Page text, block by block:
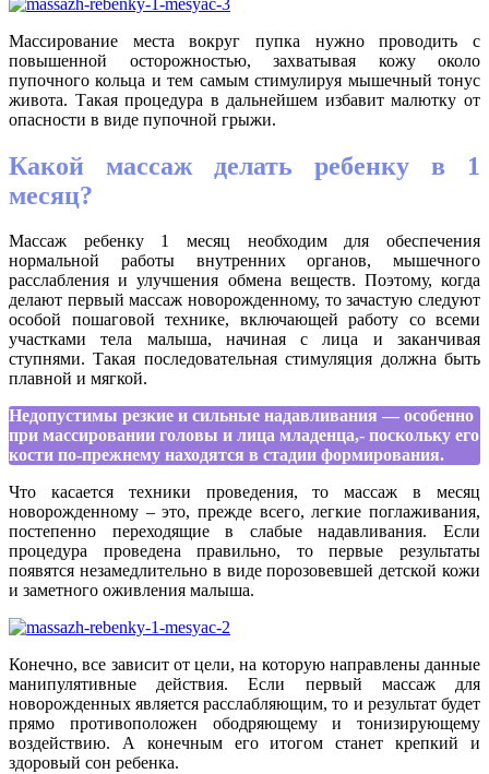
Массирование места вокруг пупка нужно проводить с
повышенной осторожностью, захватывая кожу около
пупочного кольца и тем самым стимулируя мышечный тонус
живота. Такая процедура в дальнейшем избавит малютку от
опасности в виде пупочной грыжи.
Какой массаж делать ребенку в 1
месяц?
Массаж ребенку 1 месяц необходим для обеспечения
нормальной работы внутренних органов, мышечного
расслабления и улучшения обмена веществ. Поэтому, когда
делают первый массаж новорожденному, то зачастую следуют
особой пошаговой технике, включающей работу со всеми
участками тела малыша, начиная с лица и заканчивая
ступнями. Такая последовательная стимуляция должна быть
плавной и мягкой.
Недопустимы резкие и сильные надавливания — особенно
при массировании головы и лица младенца,- поскольку его
кости по-прежнему находятся в стадии формирования.
Что касается техники проведения, то массаж в месяц
новорожденному – это, прежде всего, легкие поглаживания,
постепенно переходящие в слабые надавливания. Если
процедура проведена правильно, то первые результаты
появятся незамедлительно в виде порозовевшей детской кожи
и заметного оживления малыша.
Конечно, все зависит от цели, на которую направлены данные
манипулятивные действия. Если первый массаж для
новорожденных является расслабляющим, то и результат будет
прямо противоположен ободряющему и тонизирующему
воздействию. А конечным его итогом станет крепкий и
здоровый сон ребенка.